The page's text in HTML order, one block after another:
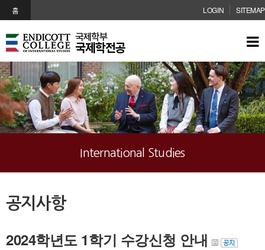
홈 LOGIN SITEMAP
International Studies
공지사항
2024학년도 1학기 수강신청 안내